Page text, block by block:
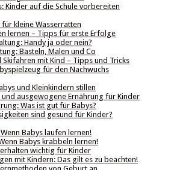
Kinder auf die Schule vorbereiten
kleine Wasserratten
lernen – Tipps für erste Erfolge
Handy ja oder nein?
Basteln, Malen und Co
Skifahren mit Kind – Tipps und Tricks
für den Nachwuchs
und Kleinkindern stillen
und ausgewogene Ernährung für Kinder
Was ist gut für Babys?
sind gesund für Kinder?
Babys laufen lernen!
Babys krabbeln lernen!
wichtig für Kinder
mit Kindern: Das gilt es zu beachten!